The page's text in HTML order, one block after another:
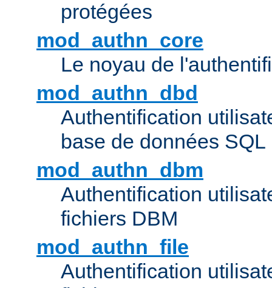
protégées
mod_authn_core
Le noyau de
mod_authn_dbd
Authentification
base de données SQL
mod_authn_dbm
Authentification
fichiers DBM
mod_authn_file
Authentification